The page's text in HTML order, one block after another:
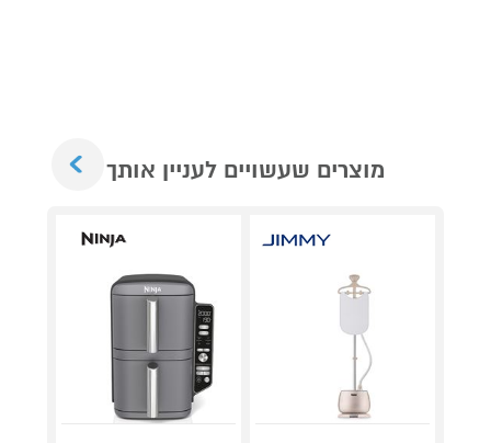
מוצרים שעשויים לעניין אותך